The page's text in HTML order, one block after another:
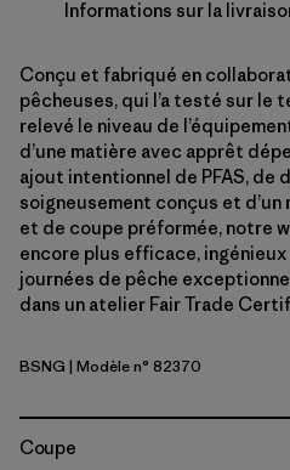
Informations sur la
Conçu et fabriqué en
pêcheuses, qui l’a testé sur le
relevé le niveau de
d’une matière avec apprêt
ajout intentionnel de PFAS, de
soigneusement conçus et
et de coupe préformée, notre
encore plus efficace,
journées de pêche
dans un atelier Fair Trade
Basin Green
BSNG | Modèle n° 82370
Coupe